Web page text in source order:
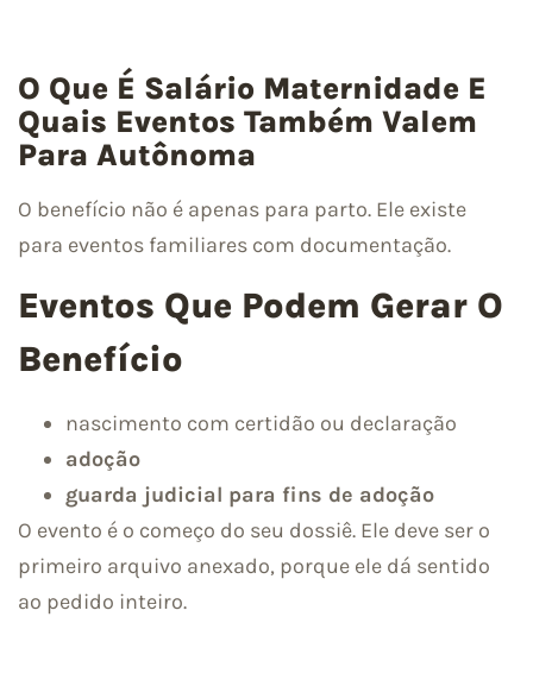
O Que É Salário Maternidade E
Quais Eventos Também Valem
Para Autônoma
O benefício não é apenas para parto. Ele existe
para eventos familiares com documentação.
Eventos Que Podem Gerar O
Benefício
nascimento com certidão ou declaração
adoção
guarda judicial para fins de adoção
O evento é o começo do seu dossiê. Ele deve ser o
primeiro arquivo anexado, porque ele dá sentido
ao pedido inteiro.